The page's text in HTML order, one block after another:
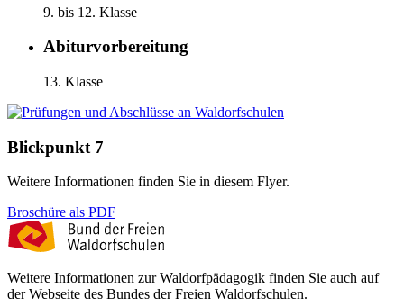
9. bis 12. Klasse
Abiturvorbereitung
13. Klasse
Blickpunkt 7
Weitere Informationen finden Sie in diesem Flyer.
Broschüre als PDF
Weitere Informationen zur Waldorfpädagogik finden Sie auch auf
der Webseite des Bundes der Freien Waldorfschulen.